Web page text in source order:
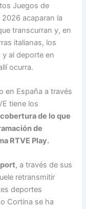
Juegos de
acaparan la
transcurran y, en
italianas, los
al deporte en
ocurra.
en España a través
tiene los
de lo que
de
RTVE Play.
, a través de sus
retransmitir
deportes
Cortina se ha